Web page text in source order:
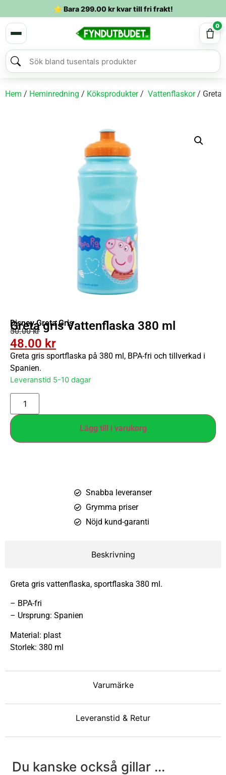
⭐ Bara299.00krkvar till fri frakt!
0
Hem / Heminredning / Köksprodukter/ Vattenflaskor/ Greta
Disney Greta Gris
Greta gris Vattenflaska 380 ml
50.00kr
48.00 kr
Greta gris sportflaska på 380 ml, BPA-fri och tillverkad i
Spanien.
Leveranstid 5-10 dagar
Lägg till i varukorg
Snabba leveranser
Grymma priser
Nöjd kund-garanti
Beskrivning
Varumärke
Leveranstid & Retur
Greta gris vattenflaska, sportflaska 380 ml.
– BPA-fri
– Ursprung: Spanien
Material: plast
Storlek: 380 ml
Du kanske också gillar ...